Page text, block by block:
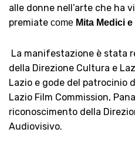
alle donne nell’arte che ha
premiate come Mita Medici
La manifestazione è stata
della Direzione Cultura e
Lazio e gode del patrocinio
Lazio Film Commission,
riconoscimento della
Audiovisivo.